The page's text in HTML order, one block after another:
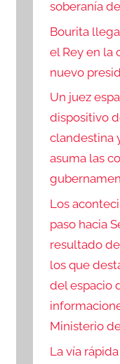
soberanía
Bourita
el Rey en la
nuevo
Un juez
dispositivo
clandestina
asuma las
Los
paso hacia
resultado
los que
del espacio
Ministerio
La vía